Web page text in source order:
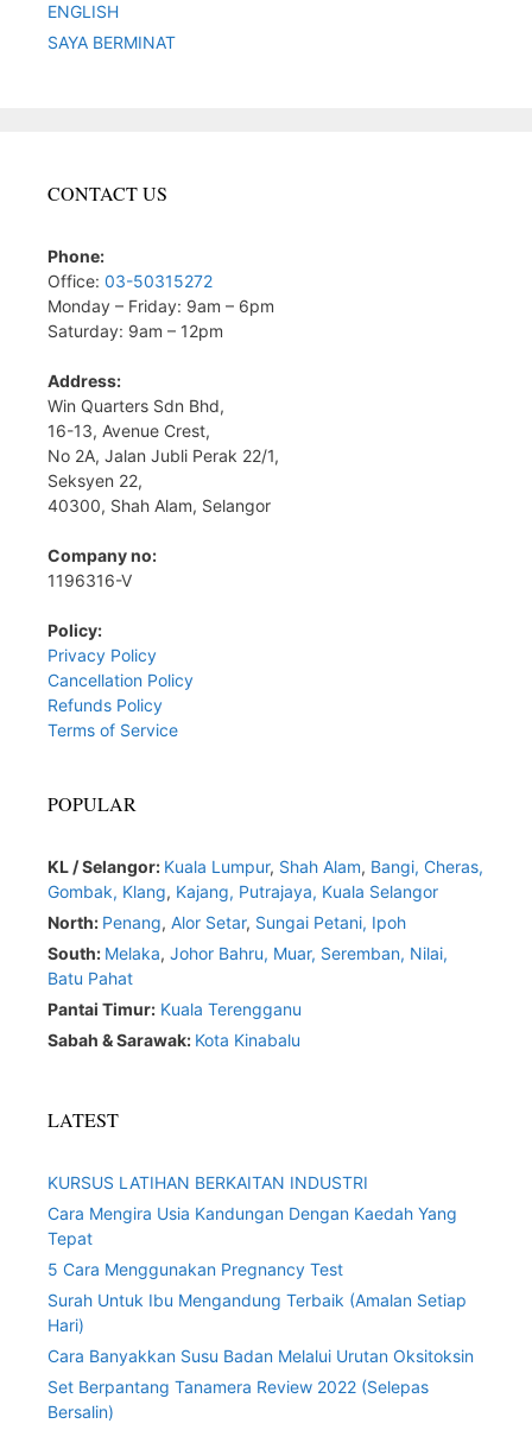
ENGLISH
SAYA BERMINAT
CONTACT US
Phone:
Office: 03-50315272
Monday – Friday: 9am – 6pm
Saturday: 9am – 12pm
Address:
Win Quarters Sdn Bhd,
16-13, Avenue Crest,
No 2A, Jalan Jubli Perak 22/1,
Seksyen 22,
40300, Shah Alam, Selangor
Company no:
1196316-V
Policy:
Privacy Policy
Cancellation Policy
Refunds Policy
Terms of Service
POPULAR
KL / Selangor: Kuala Lumpur, Shah Alam, Bangi, Cheras,
Gombak, Klang, Kajang, Putrajaya, Kuala Selangor
North: Penang, Alor Setar, Sungai Petani, Ipoh
South: Melaka, Johor Bahru, Muar, Seremban, Nilai,
Batu Pahat
Pantai Timur: Kuala Terengganu
Sabah & Sarawak: Kota Kinabalu
LATEST
KURSUS LATIHAN BERKAITAN INDUSTRI
Cara Mengira Usia Kandungan Dengan Kaedah Yang
Tepat
5 Cara Menggunakan Pregnancy Test
Surah Untuk Ibu Mengandung Terbaik (Amalan Setiap
Hari)
Cara Banyakkan Susu Badan Melalui Urutan Oksitoksin
Set Berpantang Tanamera Review 2022 (Selepas
Bersalin)